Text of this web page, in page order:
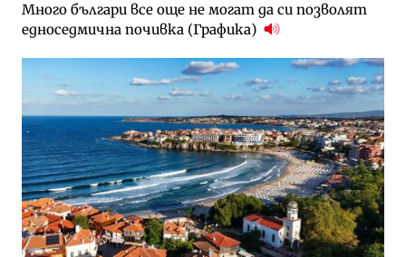
Много българи все още не могат да си позволят
едноседмична почивка (Графика)